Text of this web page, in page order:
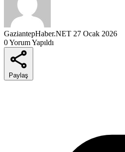
GaziantepHaber.NET 27 Ocak 2026
0 Yorum Yapıldı
Paylaş